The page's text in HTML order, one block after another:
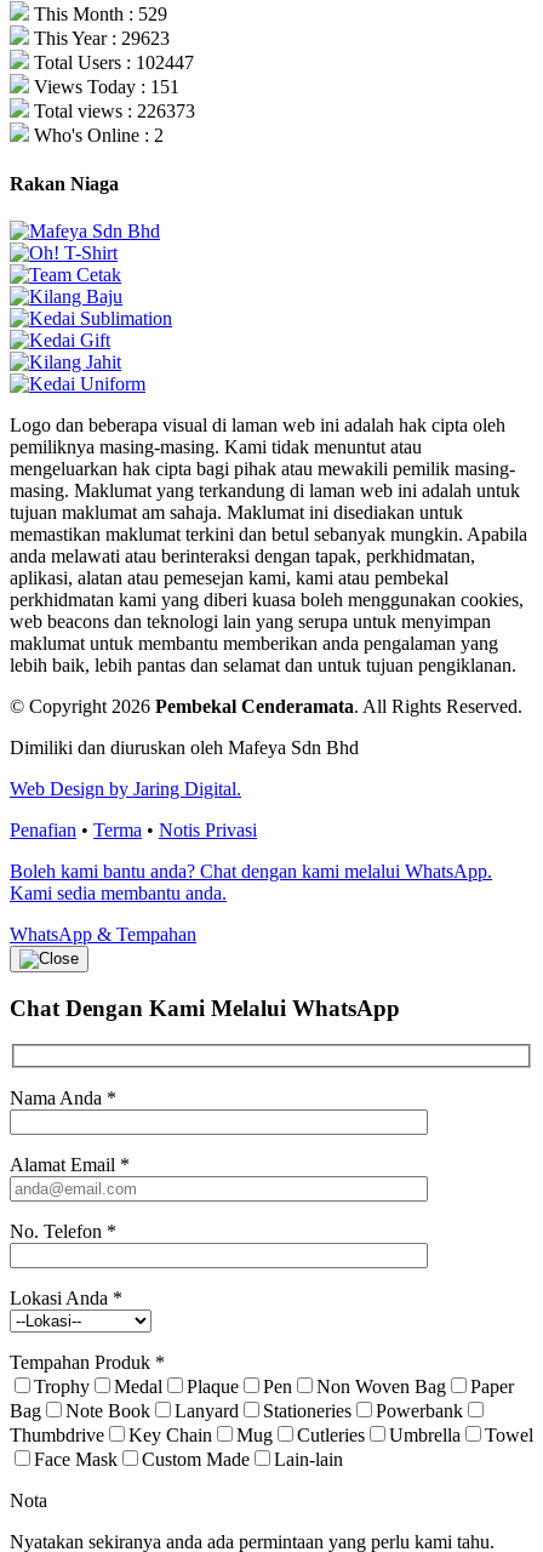
This Month : 529
This Year : 29623
Total Users : 102447
Views Today : 151
Total views : 226373
Who's Online : 2
Rakan Niaga
Logo dan beberapa visual di laman web ini adalah hak cipta oleh
pemiliknya masing-masing. Kami tidak menuntut atau
mengeluarkan hak cipta bagi pihak atau mewakili pemilik masing-
masing. Maklumat yang terkandung di laman web ini adalah untuk
tujuan maklumat am sahaja. Maklumat ini disediakan untuk
memastikan maklumat terkini dan betul sebanyak mungkin. Apabila
anda melawati atau berinteraksi dengan tapak, perkhidmatan,
aplikasi, alatan atau pemesejan kami, kami atau pembekal
perkhidmatan kami yang diberi kuasa boleh menggunakan cookies,
web beacons dan teknologi lain yang serupa untuk menyimpan
maklumat untuk membantu memberikan anda pengalaman yang
lebih baik, lebih pantas dan selamat dan untuk tujuan pengiklanan.
© Copyright 2026 Pembekal Cenderamata. All Rights Reserved.
Dimiliki dan diuruskan oleh Mafeya Sdn Bhd
Web Design by Jaring Digital.
Penafian • Terma • Notis Privasi
Boleh kami bantu anda? Chat dengan kami melalui WhatsApp.
Kami sedia membantu anda.
WhatsApp & Tempahan
Chat Dengan Kami Melalui WhatsApp
Nama Anda *
Alamat Email *
No. Telefon *
Lokasi Anda *
Tempahan Produk *
Trophy
Medal Plaque Pen Non Woven Bag
Paper
Bag
Note Book Lanyard Stationeries
Powerbank
Thumbdrive
Key Chain Mug Cutleries Umbrella
Towel
Face Mask
Custom Made
Lain-lain
Nota
Nyatakan sekiranya anda ada permintaan yang perlu kami tahu.